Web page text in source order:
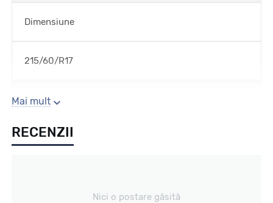
Dimensiune
215/60/R17
Sezon
VARA
Mai mult
RECENZII
Nici o postare găsită